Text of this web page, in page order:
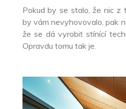
Pokud by se stalo, že nic z
by vám nevyhovovalo, pak
že se dá vyrobitstínící
Opravdu tomu tak je.